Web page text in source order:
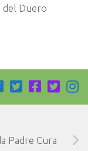
del Duero
Padre Cura